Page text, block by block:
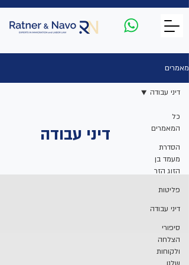
מאמרים
כל
המאמרים
הסדרת
מעמד בן
הזוג הזר
פליטות
דיני עבודה
סיפורי
הצלחה
ולקוחות
דיני עבודה
דיני עבודה